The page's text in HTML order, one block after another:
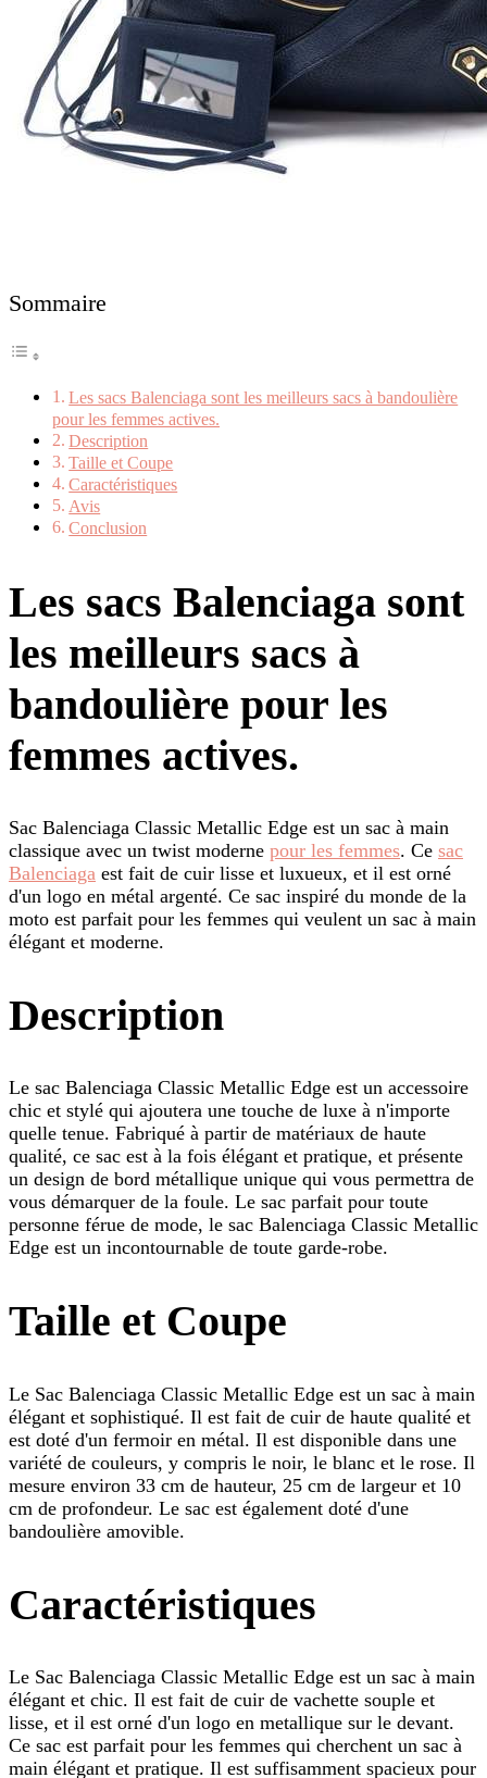
Sommaire
Les sacs Balenciaga sont les meilleurs sacs à bandoulière
pour les femmes actives.
Description
Taille et Coupe
Caractéristiques
Avis
Conclusion
Les sacs Balenciaga sont
les meilleurs sacs à
bandoulière pour les
femmes actives.
Sac Balenciaga Classic Metallic Edge est un sac à main
classique avec un twist moderne pour les femmes. Ce sac
Balenciaga est fait de cuir lisse et luxueux, et il est orné
d'un logo en métal argenté. Ce sac inspiré du monde de la
moto est parfait pour les femmes qui veulent un sac à main
élégant et moderne.
Description
Le sac Balenciaga Classic Metallic Edge est un accessoire
chic et stylé qui ajoutera une touche de luxe à n'importe
quelle tenue. Fabriqué à partir de matériaux de haute
qualité, ce sac est à la fois élégant et pratique, et présente
un design de bord métallique unique qui vous permettra de
vous démarquer de la foule. Le sac parfait pour toute
personne férue de mode, le sac Balenciaga Classic Metallic
Edge est un incontournable de toute garde-robe.
Taille et Coupe
Le Sac Balenciaga Classic Metallic Edge est un sac à main
élégant et sophistiqué. Il est fait de cuir de haute qualité et
est doté d'un fermoir en métal. Il est disponible dans une
variété de couleurs, y compris le noir, le blanc et le rose. Il
mesure environ 33 cm de hauteur, 25 cm de largeur et 10
cm de profondeur. Le sac est également doté d'une
bandoulière amovible.
Caractéristiques
Le Sac Balenciaga Classic Metallic Edge est un sac à main
élégant et chic. Il est fait de cuir de vachette souple et
lisse, et il est orné d'un logo en metallique sur le devant.
Ce sac est parfait pour les femmes qui cherchent un sac à
main élégant et pratique. Il est suffisamment spacieux pour